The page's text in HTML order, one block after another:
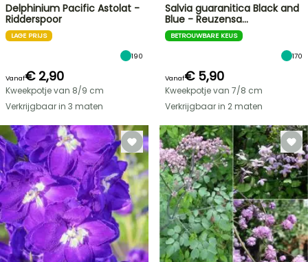
Delphinium Pacific Astolat -
Ridderspoor
LAGE PRIJS
190
Vanaf€ 2,90
Kweekpotje van 8/9 cm
Verkrijgbaar in 3 maten
Salvia guaranitica Black and
Blue - Reuzensa…
BETROUWBARE KEUS
170
Vanaf€ 5,90
Kweekpotje van 7/8 cm
Verkrijgbaar in 2 maten